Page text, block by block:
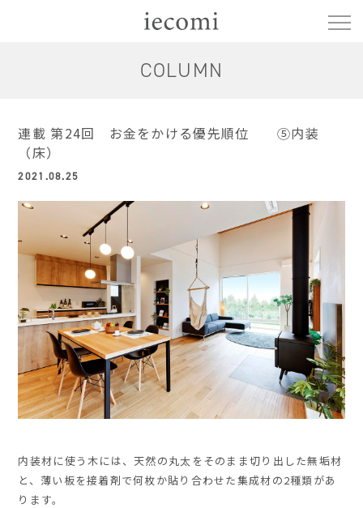
COLUMN
連載 第24回 お金をかける優先順位 ⑤内装
（床）
2021.08.25
内装材に使う木には、天然の丸太をそのまま切り出した無垢材
と、薄い板を接着剤で何枚か貼り合わせた集成材の2種類があ
ります。